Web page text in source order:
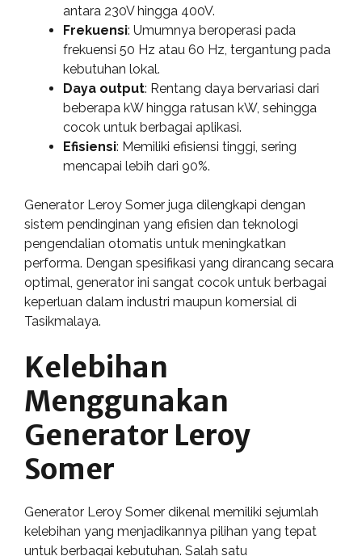
antara 230V hingga 400V.
Frekuensi: Umumnya beroperasi pada
frekuensi 50 Hz atau 60 Hz, tergantung pada
kebutuhan lokal.
Daya output: Rentang daya bervariasi dari
beberapa kW hingga ratusan kW, sehingga
cocok untuk berbagai aplikasi.
Efisiensi: Memiliki efisiensi tinggi, sering
mencapai lebih dari 90%.
Generator Leroy Somer juga dilengkapi dengan
sistem pendinginan yang efisien dan teknologi
pengendalian otomatis untuk meningkatkan
performa. Dengan spesifikasi yang dirancang secara
optimal, generator ini sangat cocok untuk berbagai
keperluan dalam industri maupun komersial di
Tasikmalaya.
Kelebihan
Menggunakan
Generator Leroy
Somer
Generator Leroy Somer dikenal memiliki sejumlah
kelebihan yang menjadikannya pilihan yang tepat
untuk berbagai kebutuhan. Salah satu